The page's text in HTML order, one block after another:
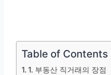
Table of Contents
1. 부동산 직거래의 장점